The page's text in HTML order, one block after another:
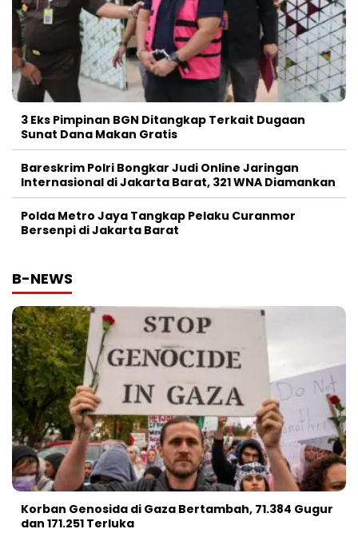
3 Eks Pimpinan BGN Ditangkap Terkait Dugaan
Sunat Dana Makan Gratis
Bareskrim Polri Bongkar Judi Online Jaringan
Internasional di Jakarta Barat, 321 WNA Diamankan
Polda Metro Jaya Tangkap Pelaku Curanmor
Bersenpi di Jakarta Barat
B-NEWS
Korban Genosida di Gaza Bertambah, 71.384 Gugur
dan 171.251 Terluka